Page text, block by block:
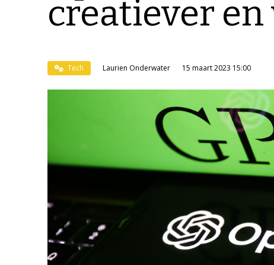
creatiever en
Tech Laurien Onderwater 15 maart 2023 15:00